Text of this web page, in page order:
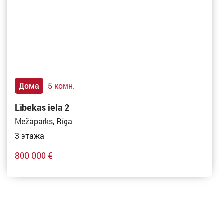
Дома 5 комн.
Lībekas iela 2
Mežaparks, Rīga
3 этажа
800 000 €